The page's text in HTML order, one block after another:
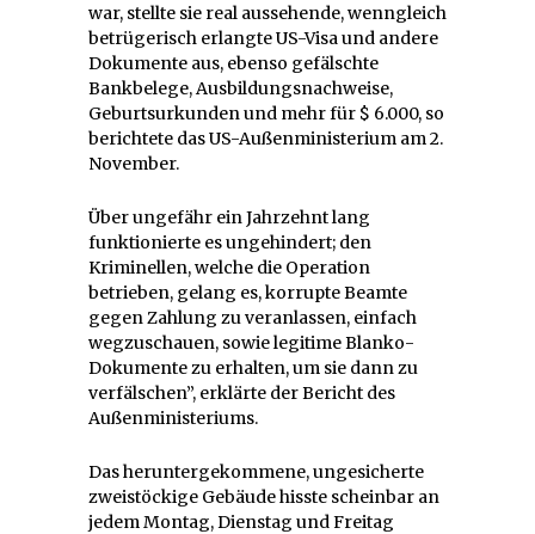
war, stellte sie real aussehende, wenngleich
betrügerisch erlangte US-Visa und andere
Dokumente aus, ebenso gefälschte
Bankbelege, Ausbildungsnachweise,
Geburtsurkunden und mehr für $ 6.000, so
berichtete das US-Außenministerium am 2.
November.
Über ungefähr ein Jahrzehnt lang
funktionierte es ungehindert; den
Kriminellen, welche die Operation
betrieben, gelang es, korrupte Beamte
gegen Zahlung zu veranlassen, einfach
wegzuschauen, sowie legitime Blanko-
Dokumente zu erhalten, um sie dann zu
verfälschen”, erklärte der Bericht des
Außenministeriums.
Das heruntergekommene, ungesicherte
zweistöckige Gebäude hisste scheinbar an
jedem Montag, Dienstag und Freitag